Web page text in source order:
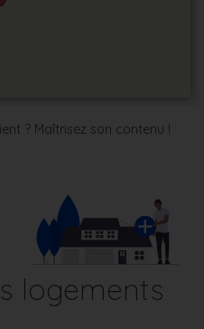
? Maîtrisez son contenu !
logements